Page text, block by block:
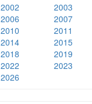
2002
2003
2006
2007
2010
2011
2014
2015
2018
2019
2022
2023
2026